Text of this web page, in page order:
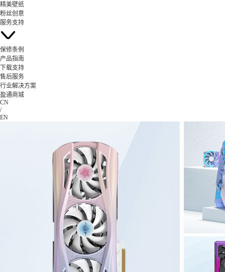
精美壁纸
粉丝创意
服务支持
保修条例
产品指南
下载支持
售后服务
行业解决方案
盈通商城
CN
/
EN